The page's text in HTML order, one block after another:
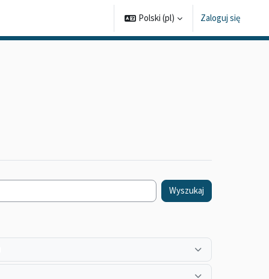
Polski ‎(pl)‎ Zaloguj się
Wyszukaj